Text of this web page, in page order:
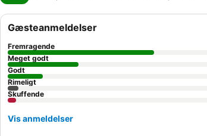
Gæsteanmeldelser
Fremragende
Meget godt
Godt
Rimeligt
Skuffende
Vis anmeldelser